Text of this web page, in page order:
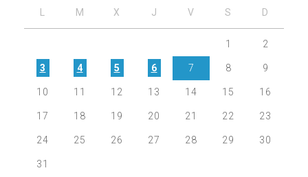
M X J V S D
1 2
3 4 5 6 7 8 9
10 11 12 13 14 15 16
17 18 19 20 21 22 23
24 25 26 27 28 29 30
31